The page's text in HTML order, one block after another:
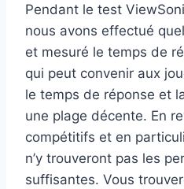
Pendant le test
nous avons effectué
et mesuré le temps de
qui peut convenir aux
le temps de réponse et
une plage décente. En
compétitifs et en
n’y trouveront pas les
suffisantes. Vous